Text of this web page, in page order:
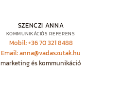
SZENCZI ANNA
KOMMUNIKÁCIÓS REFERENS
Mobil: +36 70 321 8488
Email: anna@vadaszutak.hu
marketing és kommunikáció